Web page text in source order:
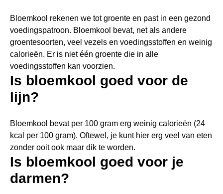
Bloemkool rekenen we tot groente en past in een gezond
voedingspatroon. Bloemkool bevat, net als andere
groentesoorten, veel vezels en voedingsstoffen en weinig
calorieën. Er is niet één groente die in alle
voedingsstoffen kan voorzien.
Is bloemkool goed voor de
lijn?
Bloemkool bevat per 100 gram erg weinig calorieën (24
kcal per 100 gram). Oftewel, je kunt hier erg veel van eten
zonder ooit ook maar dik te worden.
Is bloemkool goed voor je
darmen?